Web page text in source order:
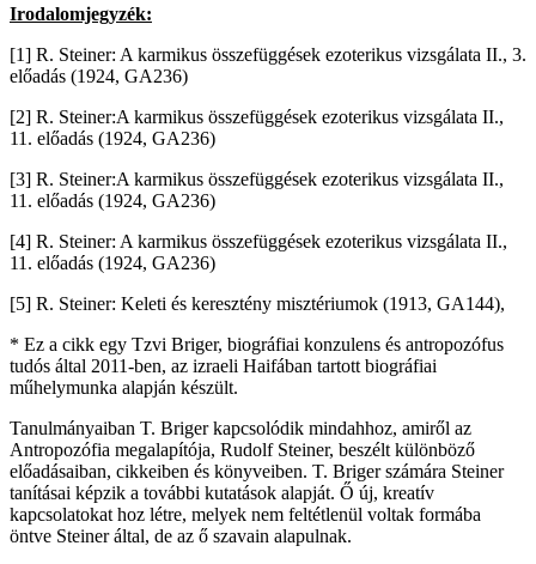
Irodalomjegyzék:
[1] R. Steiner: A karmikus összefüggések ezoterikus vizsgálata II., 3.
előadás (1924, GA236)
[2] R. Steiner:A karmikus összefüggések ezoterikus vizsgálata II.,
11. előadás (1924, GA236)
[3] R. Steiner:A karmikus összefüggések ezoterikus vizsgálata II.,
11. előadás (1924, GA236)
[4] R. Steiner: A karmikus összefüggések ezoterikus vizsgálata II.,
11. előadás (1924, GA236)
[5] R. Steiner: Keleti és keresztény misztériumok (1913, GA144),
* Ez a cikk egy Tzvi Briger, biográfiai konzulens és antropozófus
tudós által 2011-ben, az izraeli Haifában tartott biográfiai
műhelymunka alapján készült.
Tanulmányaiban T. Briger kapcsolódik mindahhoz, amiről az
Antropozófia megalapítója, Rudolf Steiner, beszélt különböző
előadásaiban, cikkeiben és könyveiben. T. Briger számára Steiner
tanításai képzik a további kutatások alapját. Ő új, kreatív
kapcsolatokat hoz létre, melyek nem feltétlenül voltak formába
öntve Steiner által, de az ő szavain alapulnak.